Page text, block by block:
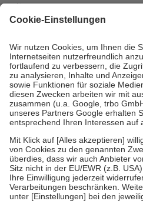
mit.
Grundsätzlich leisten Mitglieder
höchstens zehn Euro.
Es sind
Kosten der Leistung zu entrichten.
Diese Regeln gelten grundsätzlich
Bei Heilmitteln und häuslicher
Zuzahlung zehn Prozent der Kosten
Verordnung.
Um das Engagement der
stärken und die besondere Stellung
fallenkeine Zuzahlungenan bei:
• Kindern und Jugendlichen bis
mit Ausnahme der Fahrkosten
• Untersuchungen zur Vorsorge und
GKV getragen werden